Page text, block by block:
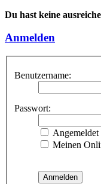
Du hast keine
Anmelden
Benutzername:
Passwort:
Angemeldet
Meinen